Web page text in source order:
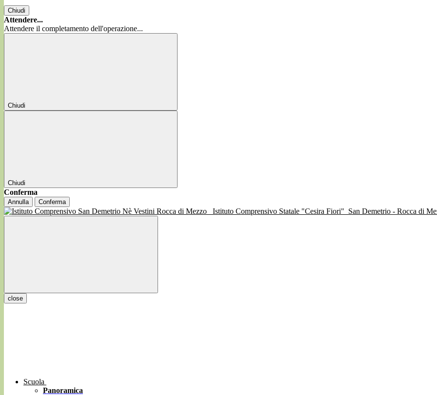
Chiudi
Attendere...
Attendere il completamento dell'operazione...
Chiudi
Chiudi
Conferma
Annulla Conferma
Istituto Comprensivo Statale "Cesira Fiori" San Demetrio - Rocca di
close
Scuola
Panoramica